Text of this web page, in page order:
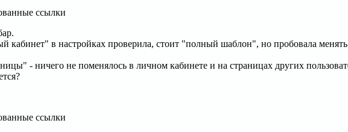
ссылки
кабинет" в настройках проверила, стоит "полный шаблон", но пробовала
- ничего не поменялось в личном кабинете и на страницах других
ссылки